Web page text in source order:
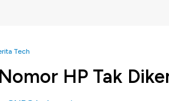
Tech
HP Tak